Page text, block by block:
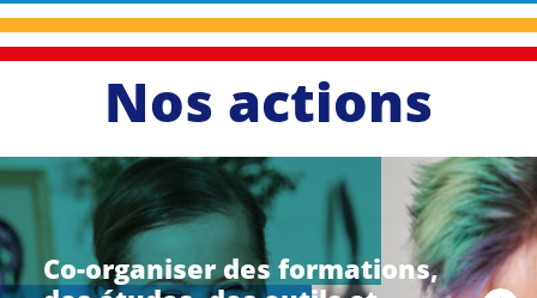
Nos actions
Co-organiser des formations,
li
r
e